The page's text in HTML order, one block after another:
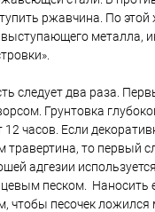
ржавчина. По этой
металла,
следует два раза.
Грунтовка
12 часов. Если
травертина, то первый
адгезии
песком. Наносить
чтобы песочек ложился